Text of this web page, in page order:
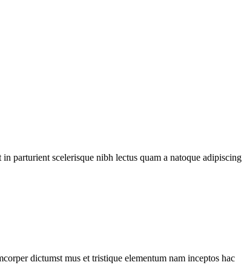
parturient scelerisque nibh lectus quam a natoque adipiscing
dictumst mus et tristique elementum nam inceptos hac